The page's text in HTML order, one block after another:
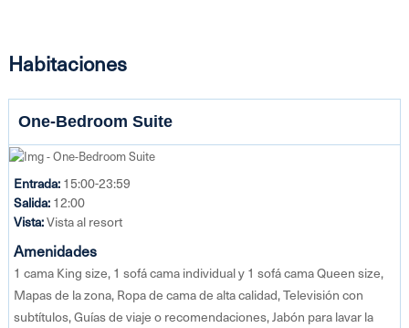
Habitaciones
One-Bedroom Suite
Entrada:15:00-23:59
Salida:12:00
Vista:Vista al resort
Amenidades
1 cama King size, 1 sofá cama individual y 1 sofá cama Queen size,
Mapas de la zona, Ropa de cama de alta calidad, Televisión con
subtítulos, Guías de viaje o recomendaciones, Jabón para lavar la